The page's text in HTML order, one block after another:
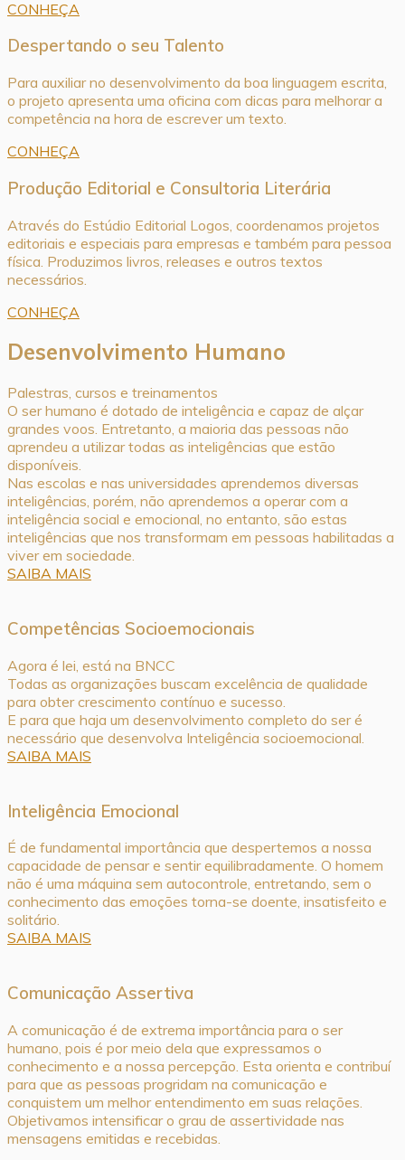
CONHEÇA
Despertando o seu Talento
Para auxiliar no desenvolvimento da boa linguagem escrita,
o projeto apresenta uma oficina com dicas para melhorar a
competência na hora de escrever um texto.
CONHEÇA
Produção Editorial e Consultoria Literária
Através do Estúdio Editorial Logos, coordenamos projetos
editoriais e especiais para empresas e também para pessoa
física. Produzimos livros, releases e outros textos
necessários.
CONHEÇA
Desenvolvimento Humano
Palestras, cursos e treinamentos
O ser humano é dotado de inteligência e capaz de alçar
grandes voos. Entretanto, a maioria das pessoas não
aprendeu a utilizar todas as inteligências que estão
disponíveis.
Nas escolas e nas universidades aprendemos diversas
inteligências, porém, não aprendemos a operar com a
inteligência social e emocional, no entanto, são estas
inteligências que nos transformam em pessoas habilitadas a
viver em sociedade.
SAIBA MAIS
Competências Socioemocionais
Agora é lei, está na BNCC
Todas as organizações buscam excelência de qualidade
para obter crescimento contínuo e sucesso.
E para que haja um desenvolvimento completo do ser é
necessário que desenvolva Inteligência socioemocional.
SAIBA MAIS
Inteligência Emocional
É de fundamental importância que despertemos a nossa
capacidade de pensar e sentir equilibradamente. O homem
não é uma máquina sem autocontrole, entretando, sem o
conhecimento das emoções torna-se doente, insatisfeito e
solitário.
SAIBA MAIS
Comunicação Assertiva
A comunicação é de extrema importância para o ser
humano, pois é por meio dela que expressamos o
conhecimento e a nossa percepção. Esta orienta e contribuí
para que as pessoas progridam na comunicação e
conquistem um melhor entendimento em suas relações.
Objetivamos intensificar o grau de assertividade nas
mensagens emitidas e recebidas.